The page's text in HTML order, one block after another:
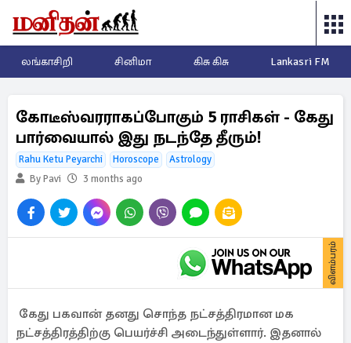
லங்காசிறி சினிமா கிசு கிசு Lankasri FM
கோடீஸ்வரராகப்போகும் 5 ராசிகள் - கேது
பார்வையால் இது நடந்தே தீரும்!
Rahu Ketu Peyarchi Horoscope
Astrology
By Pavi
3 months ago
விளம்பரம்
கேது பகவான் தனது சொந்த நட்சத்திரமான மக
நட்சத்திரத்திற்கு பெயர்ச்சி அடைந்துள்ளார். இதனால்